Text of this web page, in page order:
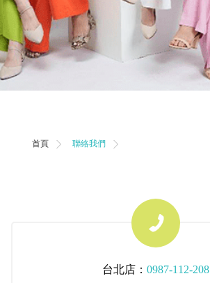
首頁 聯絡我們
台北店： 0987-112-208